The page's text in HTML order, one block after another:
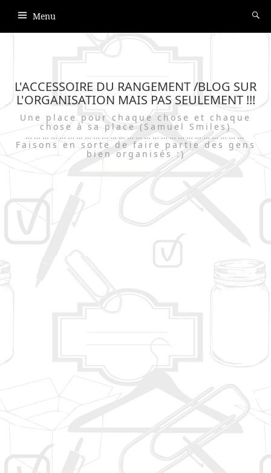
Menu
L'ACCESSOIRE DU RANGEMENT /BLOG SUR
L'ORGANISATION MAIS PAS SEULEMENT !!!
Une place pour chaque chose et chaque
chose à sa place (Samuel Smiles)
……………………………………………………………………
Faisons en sorte de faire partie des gens
bien organisés :)